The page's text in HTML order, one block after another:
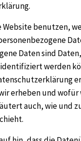
Website benutzen,
Daten sind
werden
erheben und wofür
auch, wie und